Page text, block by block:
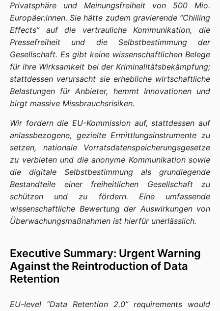
Privatsphäre und Meinungsfreiheit von 500 Mio.
Europäer:innen. Sie hätte zudem gravierende “Chilling
Effects” auf die vertrauliche Kommunikation, die
Pressefreiheit und die Selbstbestimmung der
Gesellschaft. Es gibt keine wissenschaftlichen Belege
für ihre Wirksamkeit bei der Kriminalitätsbekämpfung;
stattdessen verursacht sie erhebliche wirtschaftliche
Belastungen für Anbieter, hemmt Innovationen und
birgt massive Missbrauchsrisiken.
Wir fordern die EU-Kommission auf, stattdessen auf
anlassbezogene, gezielte Ermittlungsinstrumente zu
setzen, nationale Vorratsdatenspeicherungsgesetze
zu verbieten und die anonyme Kommunikation sowie
die digitale Selbstbestimmung als grundlegende
Bestandteile einer freiheitlichen Gesellschaft zu
schützen und zu fördern. Eine umfassende
wissenschaftliche Bewertung der Auswirkungen von
Überwachungsmaßnahmen ist hierfür unerlässlich.
Executive Summary: Urgent Warning
Against the Reintroduction of Data
Retention
EU-level “Data Retention 2.0” requirements would